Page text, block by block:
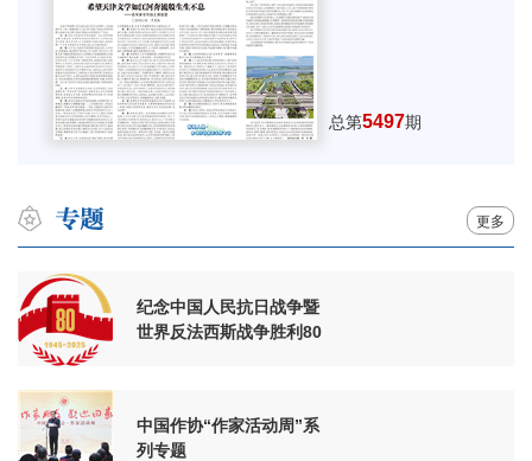
总第5497期
更多
纪念中国人民抗日战争暨
世界反法西斯战争胜利80
中国作协“作家活动周”系
列专题